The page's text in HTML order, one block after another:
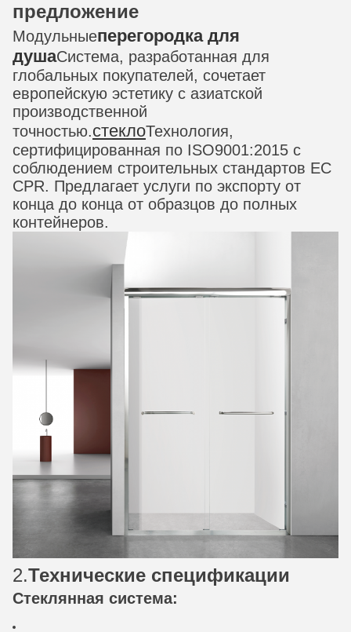
предложение
Модульныеперегородка для
душаСистема, разработанная для
глобальных покупателей, сочетает
европейскую эстетику с азиатской
производственной
точностью.стеклоТехнология,
сертифицированная по ISO9001:2015 с
соблюдением строительных стандартов ЕС
CPR. Предлагает услуги по экспорту от
конца до конца от образцов до полных
контейнеров.
2.Технические спецификации
Стеклянная система: